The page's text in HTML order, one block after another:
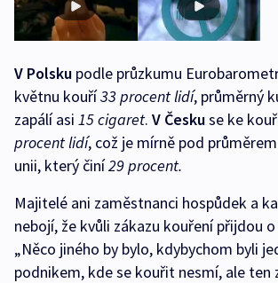
V Polsku podle průzkumu
květnu kouří33 procent lidí, průměrný
zapálí asi 15 cigaret. V Českuse ke
procent lidí, což je mírně pod
unii, který činí29 procent.
Majitelé ani zaměstnanci hospůdek a
nebojí, že kvůli zákazu kouření přijdou
„Něco jiného by bylo, kdybychom byli
podnikem, kde se kouřit nesmí, ale ten